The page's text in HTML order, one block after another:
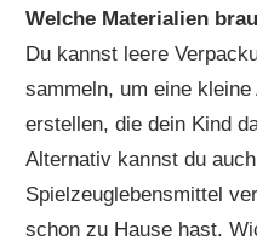
Welche Materialien
Du kannst leere
sammeln, um eine kleine
erstellen, die dein Kind
Alternativ kannst du
Spielzeuglebensmittel
schon zu Hause hast.